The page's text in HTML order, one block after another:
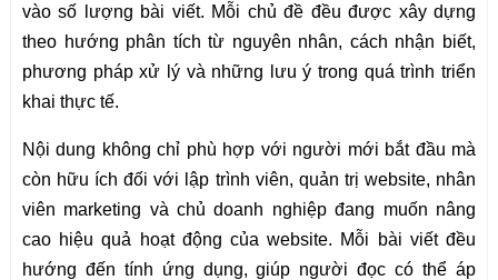
vào số lượng bài viết. Mỗi chủ đề đều được xây dựng
theo hướng phân tích từ nguyên nhân, cách nhận biết,
phương pháp xử lý và những lưu ý trong quá trình triển
khai thực tế.
Nội dung không chỉ phù hợp với người mới bắt đầu mà
còn hữu ích đối với lập trình viên, quản trị website, nhân
viên marketing và chủ doanh nghiệp đang muốn nâng
cao hiệu quả hoạt động của website. Mỗi bài viết đều
hướng đến tính ứng dụng, giúp người đọc có thể áp